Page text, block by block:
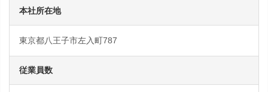
本社所在地
東京都八王子市左入町787
従業員数